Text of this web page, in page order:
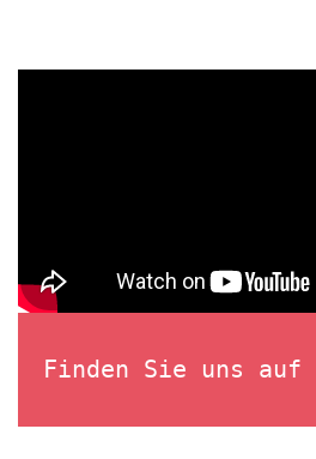
Finden Sie uns auf